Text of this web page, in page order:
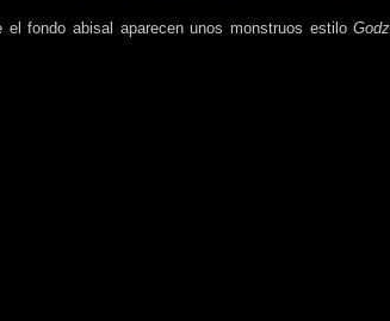
fondo abisal aparecen unos monstruos estilo